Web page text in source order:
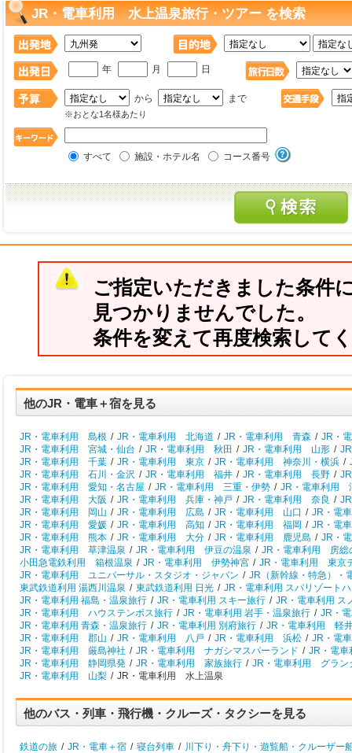
JR・電車利用 水上温泉旅行・ツアー を検索
年 月 日
から まで
※おとな1名様あたり
すべて 施設・ホテル名 コース番号
ご指定いただきました条件
見つかりませんでした。
条件を変えて再度検索して
他のJR・電車＋宿を見る
JR・電車利用 島根 / JR・電車利用 北海道 / JR・電車利用 青森 / JR・
JR・電車利用 宮城・仙台 / JR・電車利用 秋田 / JR・電車利用 山形 /
JR・電車利用 千葉 / JR・電車利用 東京 / JR・電車利用 神奈川・横浜 /
JR・電車利用 石川・金沢 / JR・電車利用 福井 / JR・電車利用 長野 /
JR・電車利用 愛知・名古屋 / JR・電車利用 三重・伊勢 / JR・電車利用
JR・電車利用 大阪 / JR・電車利用 兵庫・神戸 / JR・電車利用 奈良 /
JR・電車利用 岡山 / JR・電車利用 広島 / JR・電車利用 山口 / JR・電
JR・電車利用 愛媛 / JR・電車利用 高知 / JR・電車利用 福岡 / JR・電
JR・電車利用 熊本 / JR・電車利用 大分 / JR・電車利用 鹿児島 / JR・
JR・電車利用 草津温泉 / JR・電車利用 伊豆の温泉 / JR・電車利用 房総
小田急電鉄利用 箱根温泉 / JR・電車利用 伊勢神宮 / JR・電車利用 東京
JR・電車利用 ユニバーサル・スタジオ・ジャパン / JR（新幹線・特急）・
東武鉄道利用 湯西川温泉 / 東武鉄道利用 日光 / JR・電車利用 スパリゾート
JR・電車利用 福島・温泉旅行 / JR・電車利用 スキー旅行 / JR・電車利用 ス
JR・電車利用 ハウステンボス旅行 / JR・電車利用 岩手・温泉旅行 / JR・
JR・電車利用 青森・温泉旅行 / JR・電車利用 別府旅行 / JR・電車利用 軽
JR・電車利用 郡山 / JR・電車利用 八戸 / JR・電車利用 浜松 / JR・電
JR・電車利用 厳島神社 / JR・電車利用 ナガシマスパーランド / JR・電
JR・電車利用 静岡県発 / JR・電車利用 家族旅行 / JR・電車利用 グラン
JR・電車利用 山梨 / JR・電車利用 水上温泉
他のバス・列車・飛行機・クルーズ・タクシーを見る
鉄道の旅 / JR・電車＋宿 / 寝台列車 / 川下り・舟下り・遊覧船・クルーザー